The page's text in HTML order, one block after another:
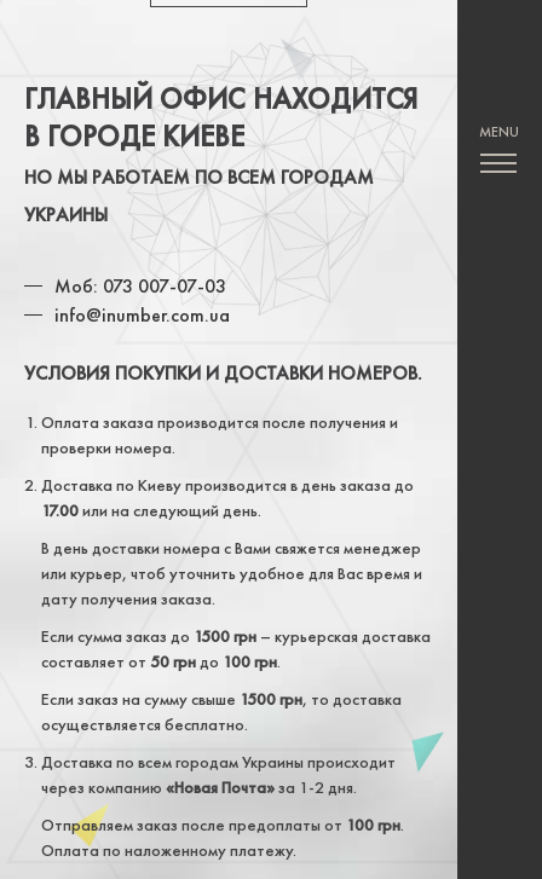
ГЛАВНЫЙ ОФИС НАХОДИТСЯ
В ГОРОДЕ КИЕВЕ
НО МЫ РАБОТАЕМ ПО ВСЕМ ГОРОДАМ
УКРАИНЫ
Моб: 073 007-07-03
info@inumber.com.ua
УСЛОВИЯ ПОКУПКИ И ДОСТАВКИ НОМЕРОВ.
Оплата заказа производится после получения и
проверки номера.
Доставка по Киеву производится в день заказа до
17.00или на следующий день.
В день доставки номера с Вами свяжется менеджер
или курьер, чтоб уточнить удобное для Вас время и
дату получения заказа.
Если сумма заказ до 1500 грн – курьерская доставка
составляет от 50 грндо 100 грн.
Если заказ на сумму свыше 1500 грн, то доставка
осуществляется бесплатно.
Доставка по всем городам Украины происходит
через компанию «Новая Почта»за 1-2 дня.
Отправляем заказ после предоплаты от 100 грн.
Оплата по наложенному платежу.